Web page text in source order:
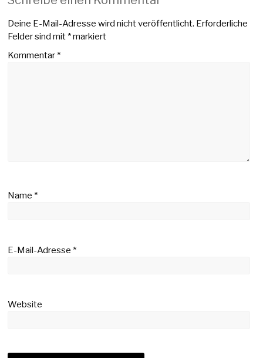
Deine E-Mail-Adresse wird nicht veröffentlicht. Erforderliche
Felder sind mit*markiert
Kommentar*
Name*
E-Mail-Adresse*
Website